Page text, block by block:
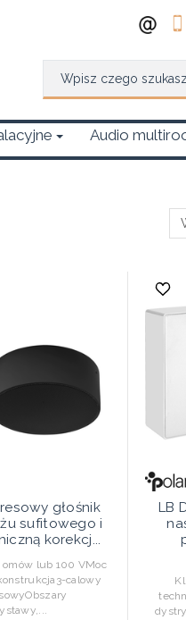
Audio
głośnik
sufitowego i
korekcj...
lub 100 VMoc
calowy
LB